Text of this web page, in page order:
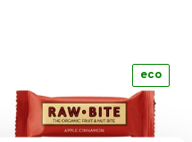
eco